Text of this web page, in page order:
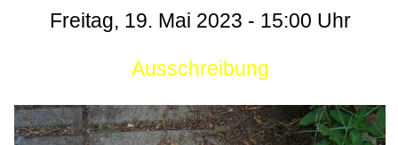
Freitag, 19. Mai 2023 - 15:00 Uhr
Ausschreibung